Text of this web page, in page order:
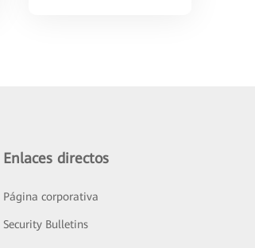
Enlaces directos
Página corporativa
Security Bulletins